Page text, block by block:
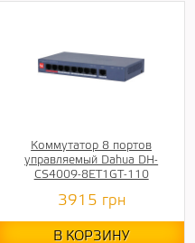
Коммутатор 8 портов
управляемый Dahua DH-
CS4009-8ET1GT-110
3915 грн
В КОРЗИНУ